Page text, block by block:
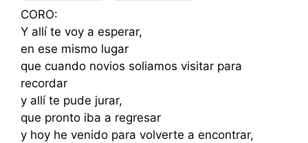
CORO:
Y allí te voy a esperar,
en ese mismo lugar
que cuando novios soliamos visitar para
recordar
y allí te pude jurar,
que pronto iba a regresar
y hoy he venido para volverte a encontrar,